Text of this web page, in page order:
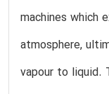
machines which
atmosphere,
vapour to liquid.